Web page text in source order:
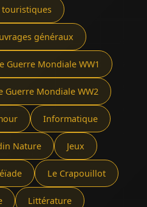
touristiques
généraux
Guerre Mondiale WW1
Guerre Mondiale WW2
Informatique
Nature Jeux
Le Crapouillot
Littérature